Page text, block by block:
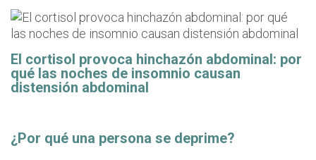
El cortisol provoca hinchazón abdominal: por
qué las noches de insomnio causan
distensión abdominal
¿Por qué una persona se deprime?